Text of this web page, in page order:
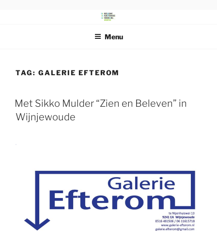
SCHILDERSGENOOTSCHAP
Beeldende Kunstenaars Vereniging Drenthe
Menu
TAG:GALERIE EFTEROM
Met Sikko Mulder “Zien en Beleven” in
Wijnjewoude